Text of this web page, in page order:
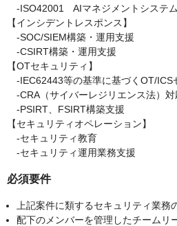
‐ISO42001 AIマネジメントシステ
【インシデントレスポンス】
‐SOC/SIEM構築・運用支援
‐CSIRT構築・運用支援
【OTセキュリティ】
‐IEC62443等の基準に基づくOT/ICS
‐CRA（サイバーレジリエンス法）対
‐PSIRT、FSIRT構築支援
【セキュリティオペレーション】
‐セキュリティ教育
‐セキュリティ運用業務支援
必須要件
上記案件に類するセキュリティ業務
配下のメンバーを管理したチームリ